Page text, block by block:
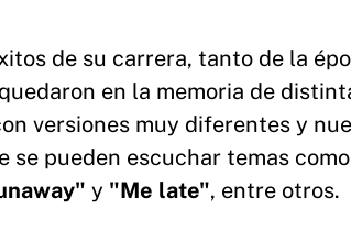
de su carrera, tanto de la
en la memoria de
versiones muy diferentes y
se pueden escuchar temas
y "Me late", entre otros.